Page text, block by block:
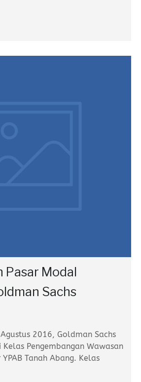
Pasar Modal
Sachs
2016, Goldman Sachs
Kelas Pengembangan Wawasan
Tanah Abang. Kelas